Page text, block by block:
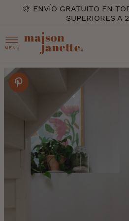
🌞 ENVÍO GRATUITO EN
SUPERIORES A
MENÚ
Skip
to
the